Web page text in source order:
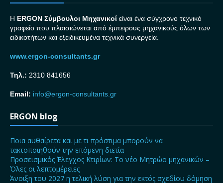
H ERGON Σύμβουλοι Μηχανικοί είναι ένα σύγχρονο τεχνικό
γραφείο που πλαισιώνεται από έμπειρους μηχανικούς όλων των
ειδικοτήτων και εξειδικευμένα τεχνικά συνεργεία.
www.ergon-consultants.gr
Τηλ.: 2310 841656
Email: info@ergon-consultants.gr
ERGON blog
Ποια αυθαίρετα και με τι πρόστιμα μπορούν να
τακτοποιηθούν την επόμενη διετία
Προσεισμικός Έλεγχος Κτιρίων: Το νέο Μητρώο μηχανικών –
Όλες οι λεπτομέρειες
Άνοιξη του 2027 η τελική λύση για την εκτός σχεδίου δόμηση